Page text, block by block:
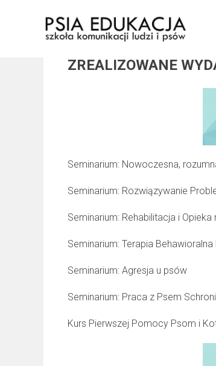
ZREALIZOWANE
Seminarium: Nowoczesna,
Seminarium: Rozwiązywanie
Seminarium: Rehabilitacja i
Seminarium: Terapia
Seminarium: Agresja u psów
Seminarium: Praca z Psem
Kurs Pierwszej Pomocy Psom i